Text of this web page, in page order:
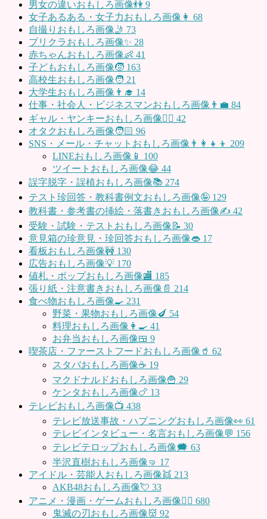
男女の違いおもしろ画像👫 9
女子あるある・女子力おもしろ画像👩 68
自撮りおもしろ画像🤳 73
プリクラおもしろ画像✨ 28
赤ちゃんおもしろ画像👶 41
子どもおもしろ画像🧒 163
高校生おもしろ画像🧑 21
大学生おもしろ画像👨‍🎓 14
仕事・社会人・ビジネスマンおもしろ画像👨‍💼 84
ギャル・ヤンキーおもしろ画像👱‍♀️ 42
オタクおもしろ画像🧑🏻 96
SNS・メール・チャットおもしろ画像👨‍👩‍👧‍👦 209
LINEおもしろ画像📱 100
ツイートおもしろ画像😂 44
誤字脱字・誤植おもしろ画像📚 274
テスト珍回答・教科書例文おもしろ画像🤪 129
教科書・参考書の挿絵・落書きおもしろ画像✍️ 42
受験・試験・テストおもしろ画像📝 30
意見箱の珍意見・珍回答おもしろ画像👄 17
看板おもしろ画像🚧 130
広告おもしろ画像💡 170
値札・ポップおもしろ画像🏬 185
張り紙・注意書きおもしろ画像📄 214
食べ物おもしろ画像🍳 231
野菜・果物おもしろ画像🍆 54
料理おもしろ画像👩‍🍳 41
お弁当おもしろ画像🍱 9
喫茶店・ファーストフードおもしろ画像🥤 62
スタバおもしろ画像☕️ 19
マクドナルドおもしろ画像🍟 29
ケンタおもしろ画像🍗 13
テレビおもしろ画像📺 438
テレビ放送事故・ハプニングおもしろ画像👀 61
テレビインタビュー・名言おもしろ画像💬 156
テレビテロップおもしろ画像🗯 63
半沢直樹おもしろ画像🤜 17
アイドル・芸能人おもしろ画像👯 213
AKB48おもしろ画像💘 33
アニメ・漫画・ゲームおもしろ画像🧚‍♀️ 680
鬼滅の刃おもしろ画像👹 92